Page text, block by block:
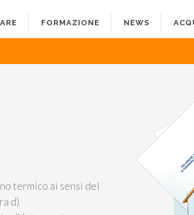
FORMAZIONE NEWS
termico ai sensi del
d)